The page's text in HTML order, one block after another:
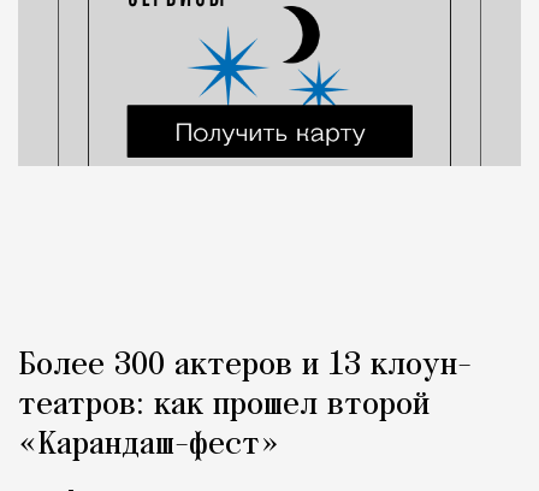
Более 300 актеров и 13 клоун-
театров: как прошел второй
«Карандаш-фест»